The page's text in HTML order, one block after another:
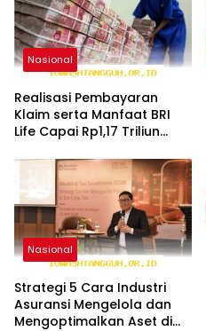
Nasional
Realisasi Pembayaran
Klaim serta Manfaat BRI
Life Capai Rp1,17 Triliun
Nasional
Strategi 5 Cara Industri
Asuransi Mengelola dan
Mengoptimalkan Aset di